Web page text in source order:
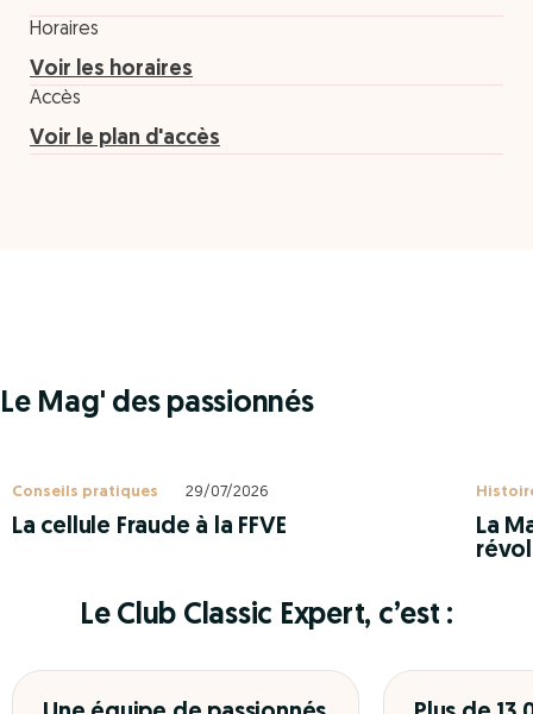
Horaires
Voir les horaires
Accès
Voir le plan d'accès
Le Mag' des passionnés
Conseils pratiques 29/07/2026
La cellule Fraude à la FFVE
La
Le Club Classic Expert, c’est :